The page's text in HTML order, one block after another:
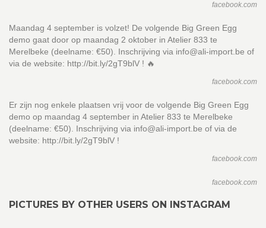
facebook.com
Maandag 4 september is volzet! De volgende Big Green Egg
demo gaat door op maandag 2 oktober in Atelier 833 te
Merelbeke (deelname: €50). Inschrijving via info@ali-import.be of
via de website: http://bit.ly/2gT9blV ! 🔥
facebook.com
Er zijn nog enkele plaatsen vrij voor de volgende Big Green Egg
demo op maandag 4 september in Atelier 833 te Merelbeke
(deelname: €50). Inschrijving via info@ali-import.be of via de
website: http://bit.ly/2gT9blV !
facebook.com
facebook.com
PICTURES BY OTHER USERS ON INSTAGRAM